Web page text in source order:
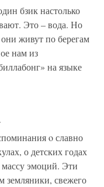
бзик настолько
Это – вода. Но
живут по берегам
нам из
на языке
o славно
о детских годах
эмоций. Эти
земляники, свежего